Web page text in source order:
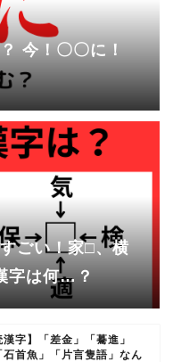
今！〇〇に！
ごい！家□、横
字は何…？
漢字】「差金」「驀進」
石首魚」「片言隻語」なん